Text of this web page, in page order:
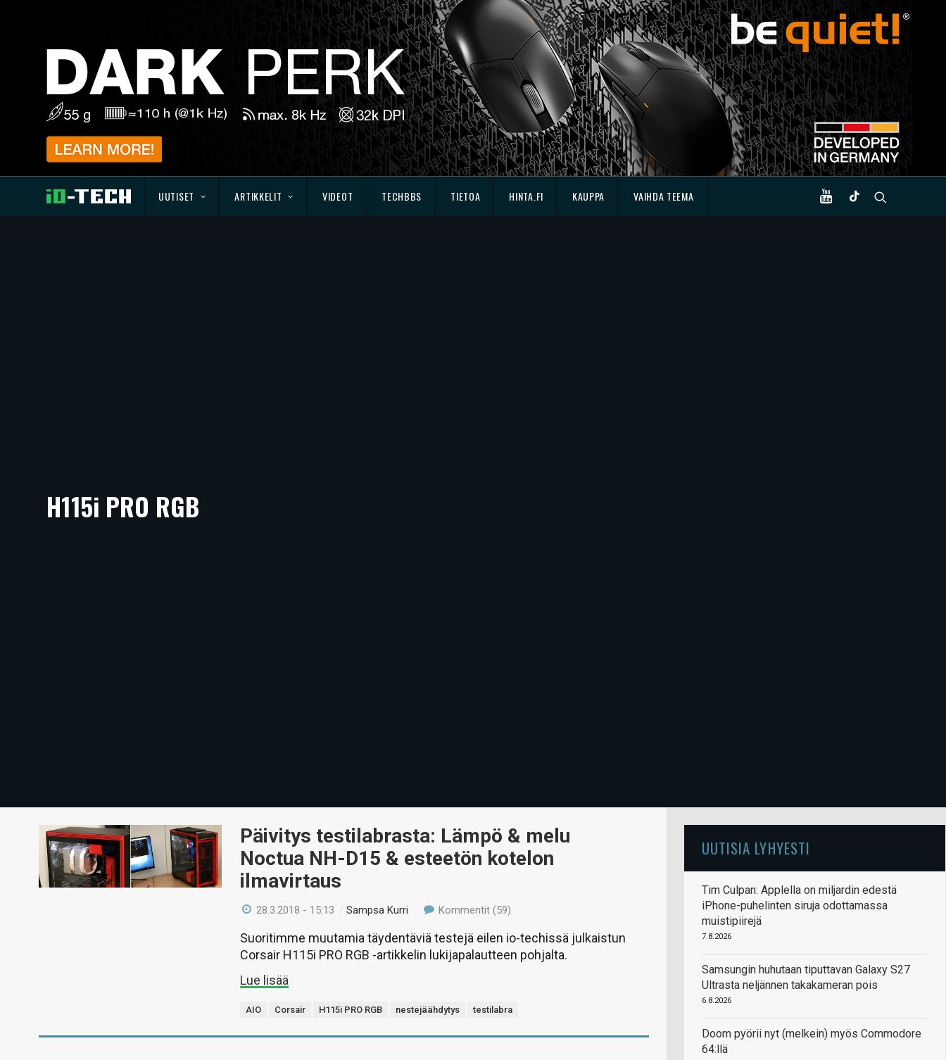
UUTISET ARTIKKELIT VIDEOT TECHBBS TIETOA HINTA.FI KAUPPA VAIHDA TEEMA
H115i PRO RGB
Päivitys testilabrasta: Lämpö & melu
Noctua NH-D15 & esteetön kotelon
ilmavirtaus
28.3.2018 - 15:13 /Sampsa Kurri Kommentit (59)
Suoritimme muutamia täydentäviä testejä eilen io-techissä julkaistun
Corsair H115i PRO RGB -artikkelin lukijapalautteen pohjalta.
Lue lisää
AIO Corsair H115i PRO RGB nestejäähdytys testilabra
UUTISIA LYHYESTI
Tim Culpan: Applella on miljardin edestä
iPhone-puhelinten siruja odottamassa
muistipiirejä
7.8.2026
Samsungin huhutaan tiputtavan Galaxy S27
Ultrasta neljännen takakameran pois
6.8.2026
Doom pyörii nyt (melkein) myös Commodore
64:llä